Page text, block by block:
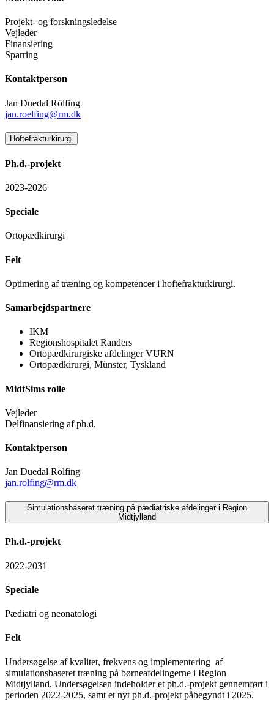
Projekt- og forskningsledelse
Vejleder
Finansiering
Sparring
Kontaktperson
Jan Duedal Rölfing
jan.roelfing@rm.dk
Hoftefrakturkirurgi
Ph.d.-projekt
2023-2026
Speciale
Ortopædkirurgi
Felt
Optimering af træning og kompetencer i hoftefrakturkirurgi.
Samarbejdspartnere
IKM
Regionshospitalet Randers
Ortopædkirurgiske afdelinger VURN
Ortopædkirurgi, Münster, Tyskland
MidtSims rolle
Vejleder
Delfinansiering af ph.d.
Kontaktperson
Jan Duedal Rölfing
jan.rolfing@rm.dk
Simulationsbaseret træning på pædiatriske afdelinger i Region
Midtjylland
Ph.d.-projekt
2022-2031
Speciale
Pædiatri og neonatologi
Felt
Undersøgelse af kvalitet, frekvens og implementering af
simulationsbaseret træning på børneafdelingerne i Region
Midtjylland. Undersøgelsen indeholder et ph.d.-projekt gennemført i
perioden 2022-2025, samt et nyt ph.d.-projekt påbegyndt i 2025.